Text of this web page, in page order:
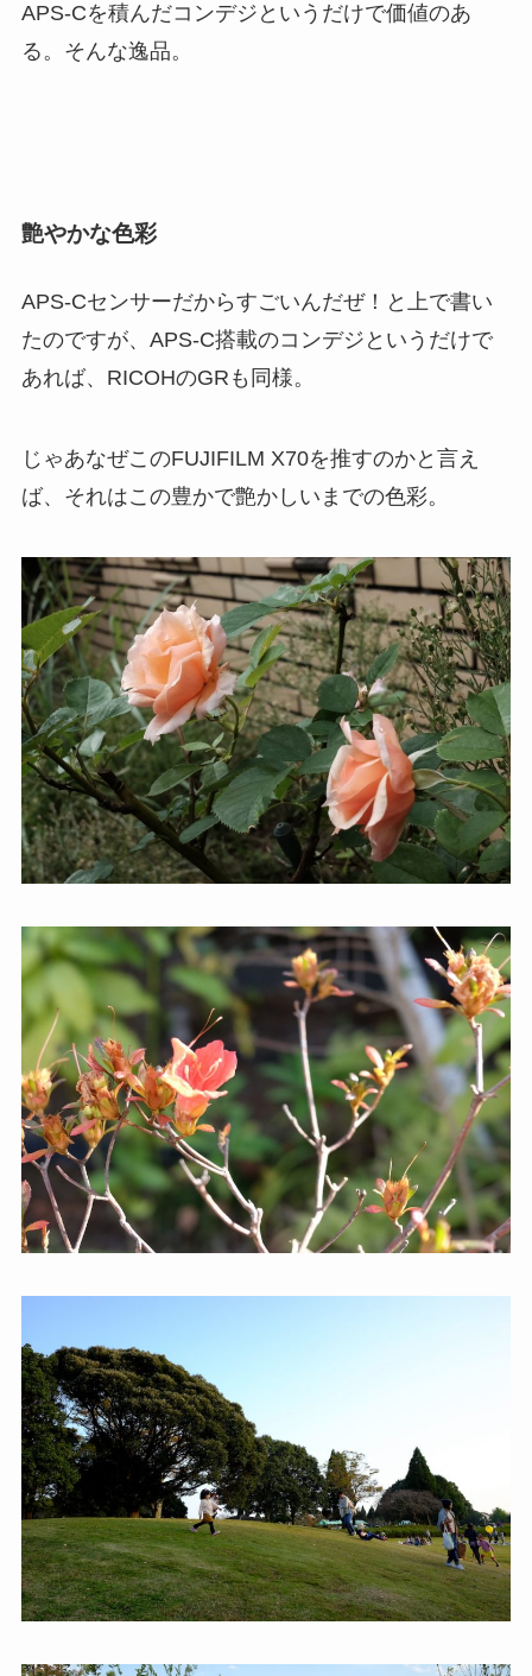
APS-Cを積んだコンデジというだけで価値のあ
る。そんな逸品。
艶やかな色彩
APS-Cセンサーだからすごいんだぜ！と上で書い
たのですが、APS-C搭載のコンデジというだけで
あれば、RICOHのGRも同様。
じゃあなぜこのFUJIFILM X70を推すのかと言え
ば、それはこの豊かで艶かしいまでの色彩。